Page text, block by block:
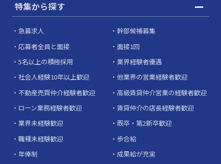
特集から探す
急募求人
幹部候補募集
応募者全員と面接
面接1回
5名以上の積極採用
業界経験者優遇
社会人経験10年以上歓迎
他業界の営業経験者歓迎
不動産売買仲介経験者歓迎
高級賃貸仲介営業の経験者歓迎
ローン業務経験者歓迎
賃貸仲介の店長経験者歓迎
業界未経験歓迎
既卒・第2新卒歓迎
職種未経験歓迎
歩合給
年俸制
成果給が充実